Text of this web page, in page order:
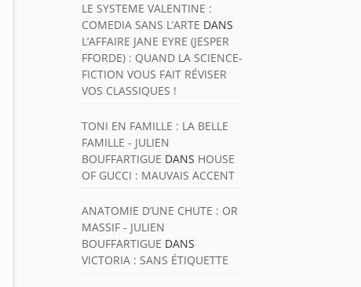
LE SYSTEME VALENTINE :
COMEDIA SANS L’ARTE DANS
L’AFFAIRE JANE EYRE (JESPER
FFORDE) : QUAND LA SCIENCE-
FICTION VOUS FAIT RÉVISER
VOS CLASSIQUES !
TONI EN FAMILLE : LA BELLE
FAMILLE - JULIEN
BOUFFARTIGUE DANS HOUSE
OF GUCCI : MAUVAIS ACCENT
ANATOMIE D’UNE CHUTE : OR
MASSIF - JULIEN
BOUFFARTIGUE DANS
VICTORIA : SANS ÉTIQUETTE